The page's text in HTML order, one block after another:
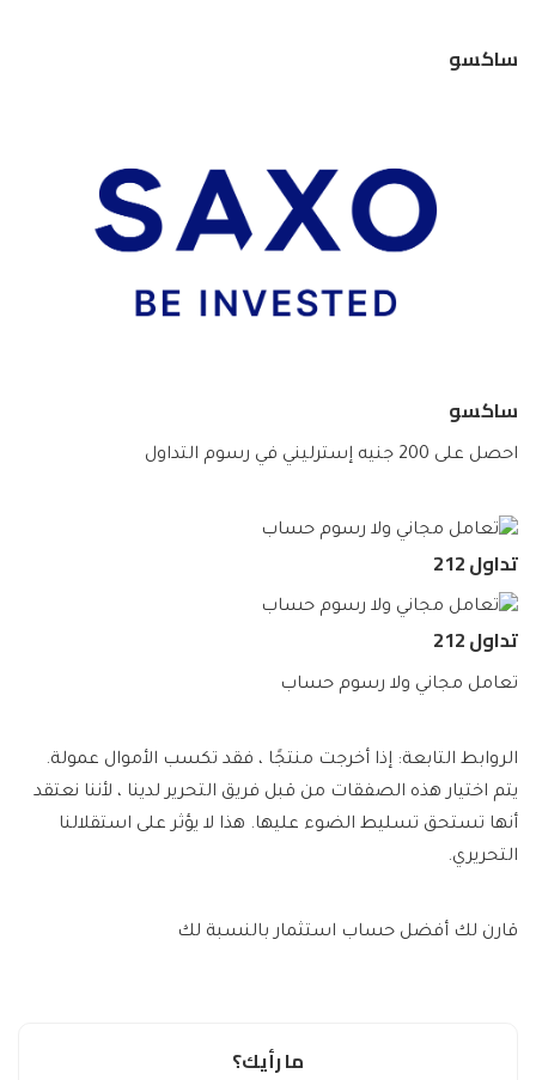
ساكسو
ساكسو
احصل على 200 جنيه إسترليني في رسوم التداول
تداول 212
تداول 212
تعامل مجاني ولا رسوم حساب
الروابط التابعة: إذا أخرجت منتجًا ، فقد تكسب الأموال عمولة.
يتم اختيار هذه الصفقات من قبل فريق التحرير لدينا ، لأننا نعتقد
أنها تستحق تسليط الضوء عليها. هذا لا يؤثر على استقلالنا
التحريري.
قارن لك أفضل حساب استثمار بالنسبة لك
ما رأيك؟